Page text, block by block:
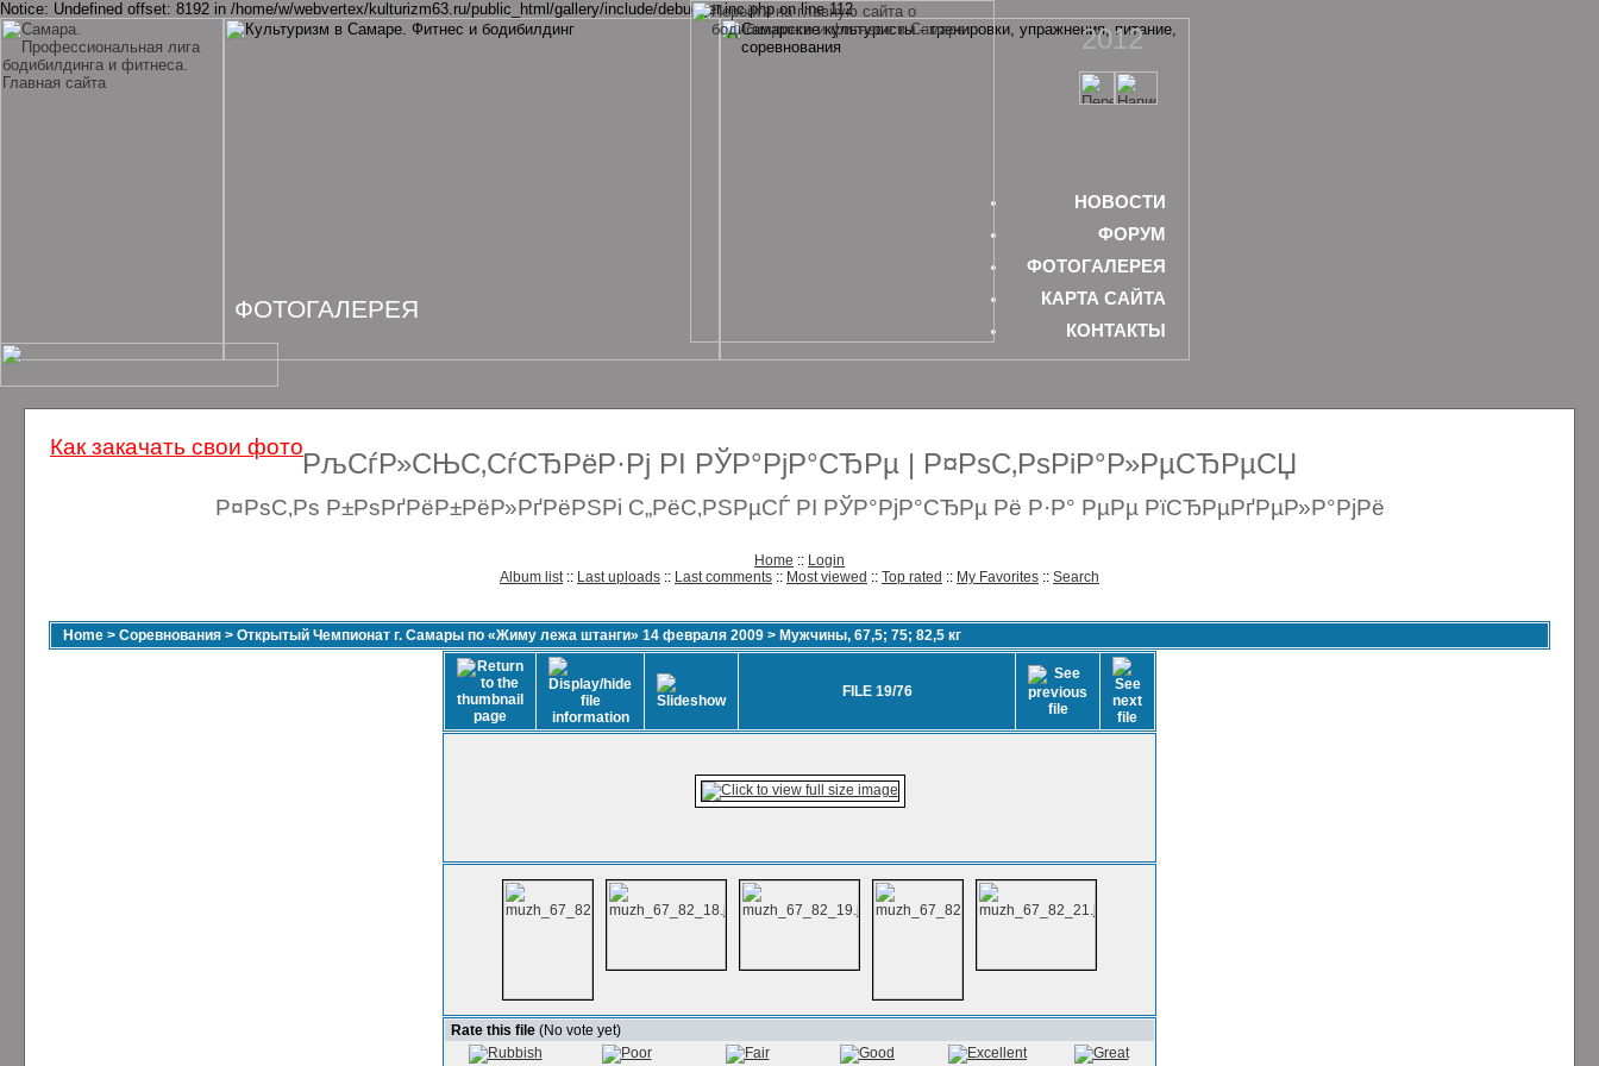
Notice: Undefined offset: 8192 in /home/w/webvertex/kulturizm63.ru/public_html/gallery/include/debugger.inc.php on line 112
РљСѓР»СЊС‚СѓСЂРёР·Рј РІ РЎР°РјР°СЂРµ | Р¤РѕС‚РѕРіР°Р»РµСЂРµСЏ
Р¤РѕС‚Рѕ Р±РѕРґРёР±РёР»РґРёРЅРі С„РёС‚РЅРµСЃ РІ РЎР°РјР°СЂРµ Рё Р·Р° РµРµ РїСЂРµРґРµР»Р°РјРё
Home :: Login
Album list:: Last uploads :: Last comments :: Most viewed :: Top rated :: My Favorites :: Search
Home > Соревнования > Открытый Чемпионат г. Самары по «Жиму лежа штанги» 14 февраля 2009 > Мужчины, 67,5; 75; 82,5 кг
FILE 19/76
Rate this file (No vote yet)
2012
НОВОСТИ
ФОРУМ
ФОТОГАЛЕРЕЯ
КАРТА САЙТА
КОНТАКТЫ
ФОТОГАЛЕРЕЯ
Как закачать свои фото